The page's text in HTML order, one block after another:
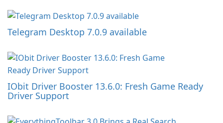
Telegram Desktop 7.0.9 available
IObit Driver Booster 13.6.0: Fresh Game Ready
Driver Support